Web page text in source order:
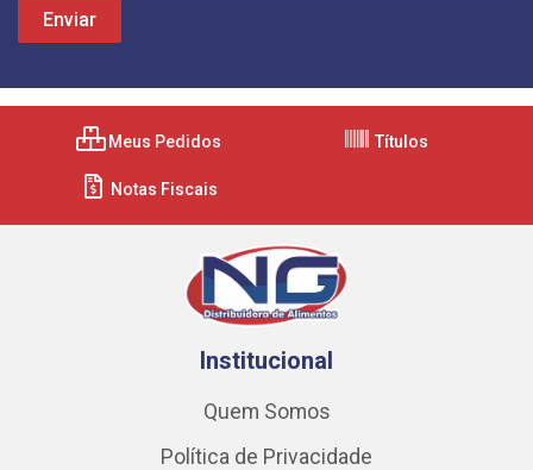
Meus Pedidos Títulos
Notas Fiscais
Institucional
Quem Somos
Política de Privacidade